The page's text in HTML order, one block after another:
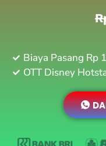
Biaya Pasang Rp
OTT Disney